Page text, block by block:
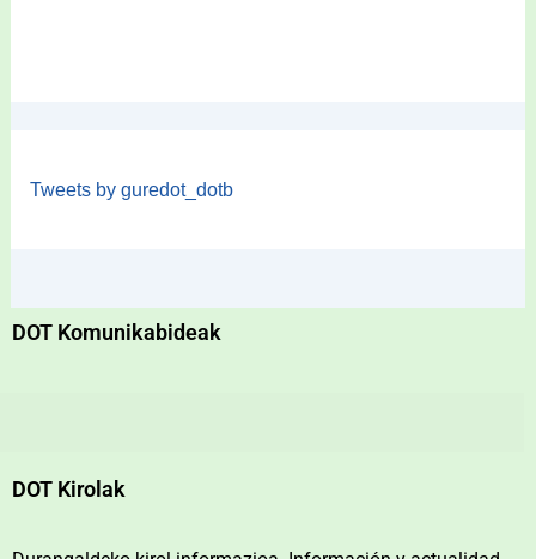
Tweets by guredot_dotb
DOT Komunikabideak
DOT Kirolak